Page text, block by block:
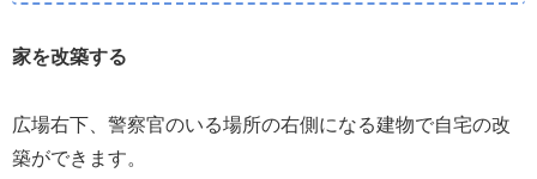
家を改築する
広場右下、警察官のいる場所の右側になる建物で自宅の改
築ができます。